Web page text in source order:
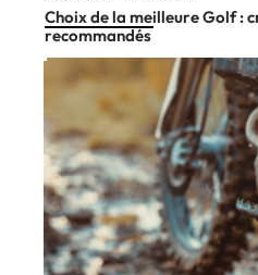
Choix de la meilleure Golf :
recommandés